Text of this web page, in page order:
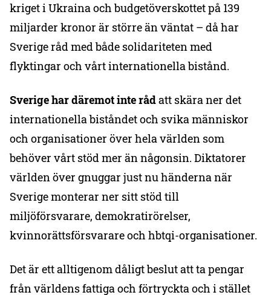
kriget i Ukraina och budgetöverskottet på 139
miljarder kronor är större än väntat – då har
Sverige råd med både solidariteten med
flyktingar och vårt internationella bistånd.
Sverige har däremot inte rådatt skära ner det
internationella biståndet och svika människor
och organisationer över hela världen som
behöver vårt stöd mer än någonsin. Diktatorer
världen över gnuggar just nu händerna när
Sverige monterar ner sitt stöd till
miljöförsvarare, demokratirörelser,
kvinnorättsförsvarare och hbtqi-organisationer.
Det är ett alltigenom dåligt beslut att ta pengar
från världens fattiga och förtryckta och i stället